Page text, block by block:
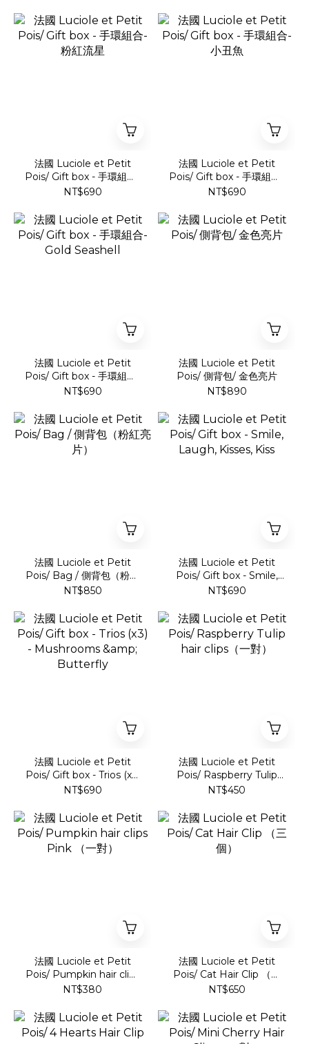
法國 Luciole et Petit
Pois/ Gift box - 手環組合-
粉紅流星
NT$690
法國 Luciole et Petit
Pois/ Gift box - 手環組合-
小丑魚
NT$690
法國 Luciole et Petit
Pois/ Gift box - 手環組合-
Gold Seashell
NT$690
法國 Luciole et Petit
Pois/ 側背包/ 金色亮片
NT$890
法國 Luciole et Petit
Pois/ Bag / 側背包（粉紅
亮片）
NT$850
法國 Luciole et Petit
Pois/ Gift box - Smile,
Laugh, Kisses, Kiss
NT$690
法國 Luciole et Petit
Pois/ Gift box - Trios (x3)
- Mushrooms &
NT$690
法國 Luciole et Petit
Pois/ Raspberry Tulip
hair clips（一對）
NT$450
法國 Luciole et Petit
Pois/ Pumpkin hair clips
Pink （一對）
NT$380
法國 Luciole et Petit
Pois/ Cat Hair Clip （三
個）
NT$650